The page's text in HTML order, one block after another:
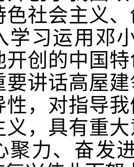
色社会主义
学习运用邓
开创的中国
要讲话高屋
性，对指导
义，具有重
聚力、奋发